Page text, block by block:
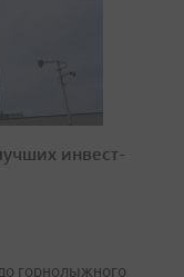
инвест-
горнолыжного